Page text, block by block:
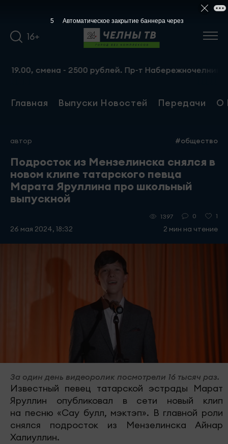
16+
смена - 2500 рублей. Пр-т Набережночелнинский,
Главная Выпуски Новостей Передачи О
автор #общество
Подросток из Мензелинска снялся в
новом клипе татарского певца
Марата Яруллина про школьный
выпускной
26 мая 2024, 18:32
1397 0 1
2 мин на чтение
За один день видеоролик посмотрели 16 тысяч раз.
Известный певец татарской эстрады Марат
Яруллин опубликовал в сети новый клип
на песню «Сау булл, мэктэп». В главной роли
снялся подросток из Мензелинска Айнар
Халиуллин.
5 Автоматическое закрытие баннера через